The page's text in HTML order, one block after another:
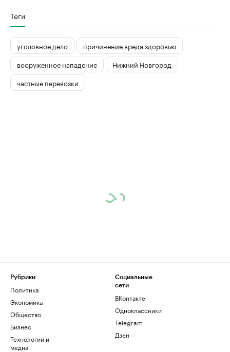
Теги
уголовное дело
причинение вреда здоровью
вооруженное нападение
Нижний Новгород
частные перевозки
Рубрики
Политика
Экономика
Общество
Бизнес
Технологии и
медиа
Социальные
сети
ВКонтакте
Одноклассники
Telegram
Дзен